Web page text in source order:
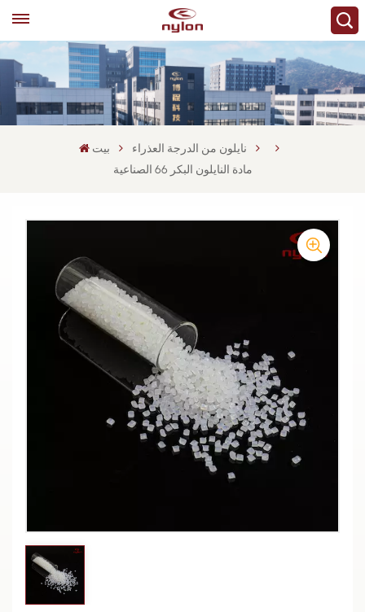
بيت
نايلون من الدرجة العذراء
مادة النايلون البكر 66 الصناعية